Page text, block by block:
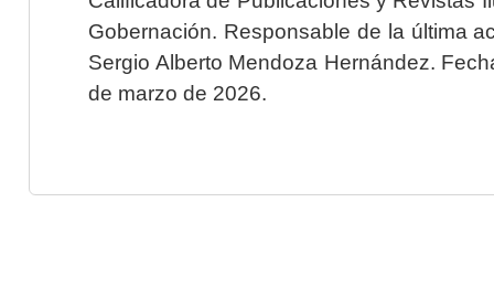
Gobernación. Responsable de la última
Sergio Alberto Mendoza Hernández.
de marzo de 2026.